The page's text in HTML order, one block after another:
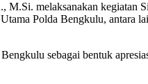
M.Si. melaksanakan kegiatan
Polda Bengkulu, antara
sebagai bentuk